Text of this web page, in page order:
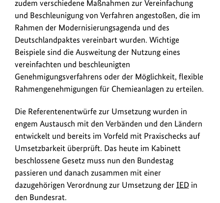
zudem verschiedene Maßnahmen zur Vereinfachung
und Beschleunigung von Verfahren angestoßen, die im
Rahmen der Modernisierungsagenda und des
Deutschlandpaktes vereinbart wurden. Wichtige
Beispiele sind die Ausweitung der Nutzung eines
vereinfachten und beschleunigten
Genehmigungsverfahrens oder der Möglichkeit, flexible
Rahmengenehmigungen für Chemieanlagen zu erteilen.
Die Referentenentwürfe zur Umsetzung wurden in
engem Austausch mit den Verbänden und den Ländern
entwickelt und bereits im Vorfeld mit Praxischecks auf
Umsetzbarkeit überprüft. Das heute im Kabinett
beschlossene Gesetz muss nun den Bundestag
passieren und danach zusammen mit einer
dazugehörigen Verordnung zur Umsetzung der IED in
den Bundesrat.